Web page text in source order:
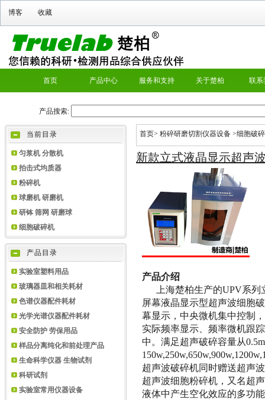
当前目录
匀浆机 分散机
拍击式均质器
粉碎机
球磨机 研磨机
研钵 筛网 研磨球
细胞破碎机
产品目录
实验室塑料用品
玻璃器皿和相关耗材
色谱仪器配件耗材
光学光谱仪器配件耗材
安全防护 劳保用品
样品分离纯化和前处理产品
生命科学仪器 生物试剂
科研试剂
实验室常用仪器设备
首页> 粉碎研磨切割仪器设备 >细胞破
新款立式液晶显示超声
产品介绍
上海楚柏生产的UPV系列
屏幕液晶显示型超声波细胞
幕显示，中央微机集中控制
实际频率显示、频率微机跟
中。满足超声破碎容量从
超声波破碎机同时赠送超声
超声波细胞粉碎机，又名超
液体中产生空化效应的多功